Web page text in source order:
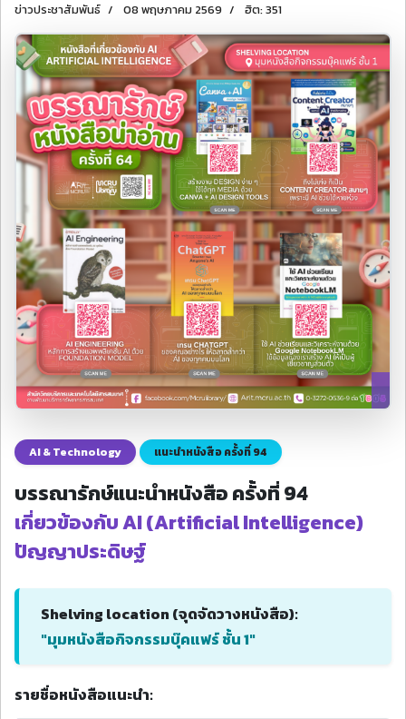
ข่าวประชาสัมพันธ์ 08 พฤษภาคม 2569 ฮิต: 351
AI & Technology แนะนำหนังสือ ครั้งที่ 94
บรรณารักษ์แนะนำหนังสือ ครั้งที่ 94
เกี่ยวข้องกับ AI (Artificial Intelligence)
ปัญญาประดิษฐ์
Shelving location (จุดจัดวางหนังสือ):
"มุมหนังสือกิจกรรมบุ๊คแฟร์ ชั้น 1"
รายชื่อหนังสือแนะนำ: